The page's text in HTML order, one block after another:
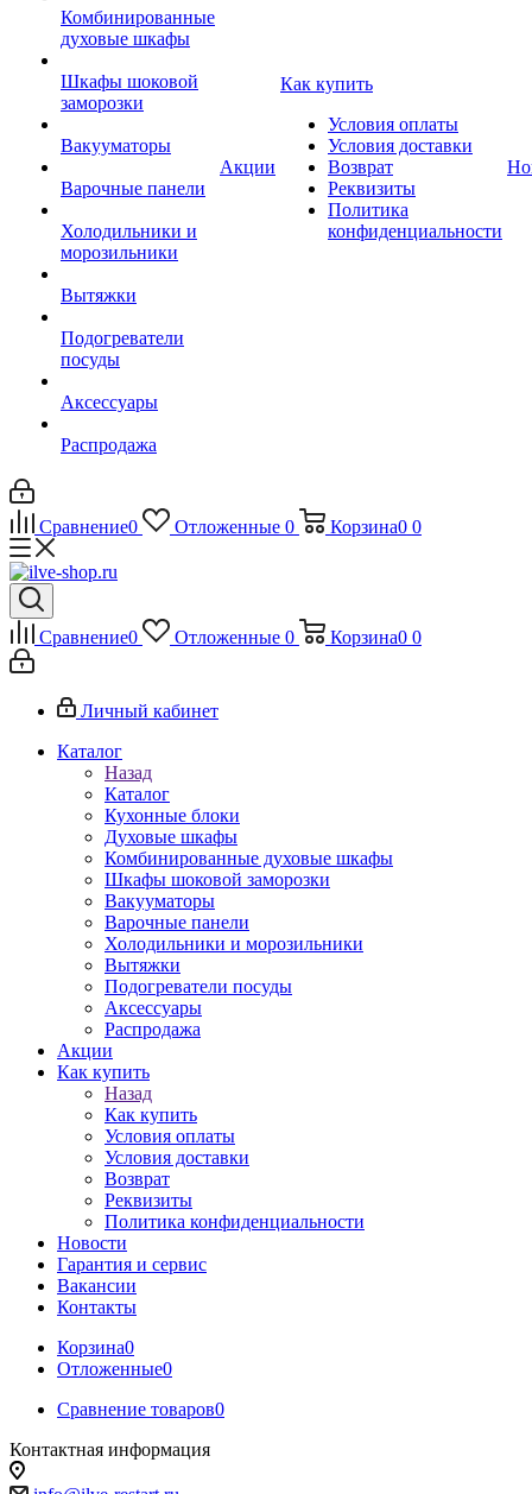
Комбинированные
духовые шкафы
Шкафы шоковой
заморозки
Вакууматоры
Варочные панели
Холодильники и
морозильники
Вытяжки
Подогреватели
посуды
Аксессуары
Распродажа
Акции
Как купить
Условия оплаты
Условия доставки
Возврат
Реквизиты
Политика
конфиденциальности
Сравнение0 Отложенные 0 Корзина0 0
Сравнение0 Отложенные 0 Корзина0 0
Личный кабинет
Каталог
Назад
Каталог
Кухонные блоки
Духовые шкафы
Комбинированные духовые шкафы
Шкафы шоковой заморозки
Вакууматоры
Варочные панели
Холодильники и морозильники
Вытяжки
Подогреватели посуды
Аксессуары
Распродажа
Акции
Как купить
Назад
Как купить
Условия оплаты
Условия доставки
Возврат
Реквизиты
Политика конфиденциальности
Новости
Гарантия и сервис
Вакансии
Контакты
Корзина0
Отложенные0
Сравнение товаров0
Контактная информация